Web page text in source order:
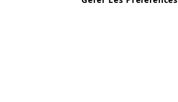
Number: 863029607